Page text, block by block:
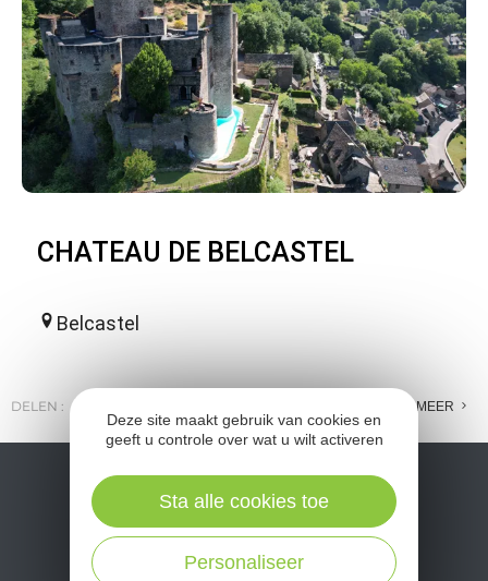
CHATEAU DE BELCASTEL
Belcastel
DELEN : MEER
Deze site maakt gebruik van cookies en
geeft u controle over wat u wilt activeren
Personaliseer
Sta alle cookies toe